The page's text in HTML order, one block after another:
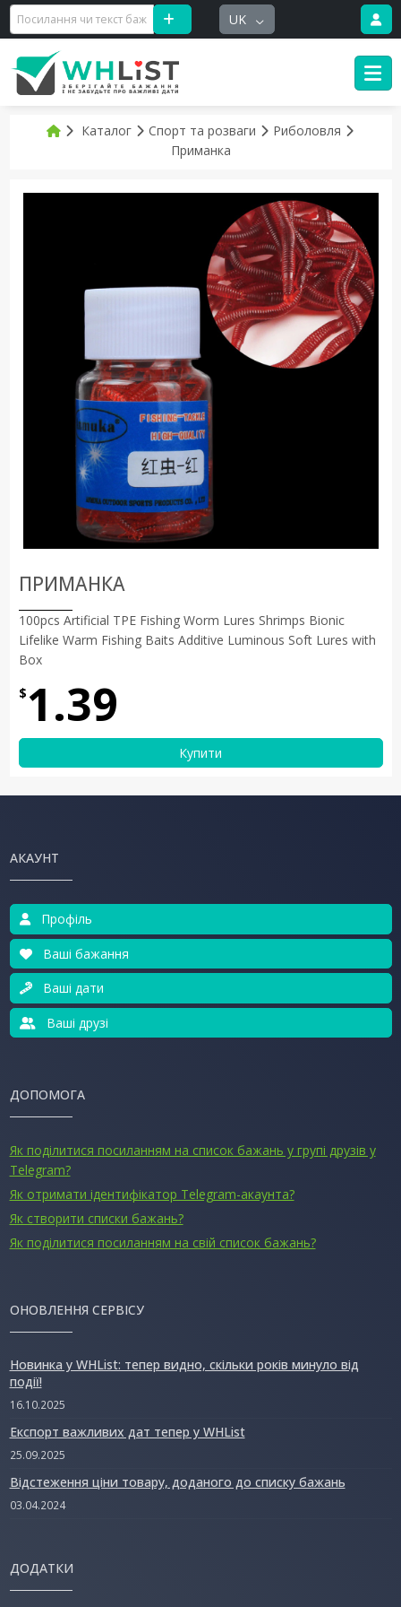
UK
Каталог Спорт та розваги
Риболовля
Приманка
ПРИМАНКА
100pcs Artificial TPE Fishing Worm Lures Shrimps Bionic
Lifelike Warm Fishing Baits Additive Luminous Soft Lures with
Box
$ 1.39
Купити
АКАУНТ
Профіль
Ваші бажання
Ваші дати
Ваші друзі
ДОПОМОГА
Як поділитися посиланням на список бажань у групі друзів у
Telegram?
Як отримати ідентифікатор Telegram-акаунта?
Як створити списки бажань?
Як поділитися посиланням на свій список бажань?
ОНОВЛЕННЯ СЕРВІСУ
Новинка у WHList: тепер видно, скільки років минуло від
події!
16.10.2025
Експорт важливих дат тепер у WHList
25.09.2025
Відстеження ціни товару, доданого до списку бажань
03.04.2024
ДОДАТКИ